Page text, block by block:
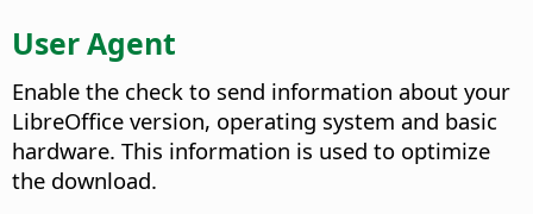
User Agent
Enable the check to send information about your
LibreOffice version, operating system and basic
hardware. This information is used to optimize
the download.